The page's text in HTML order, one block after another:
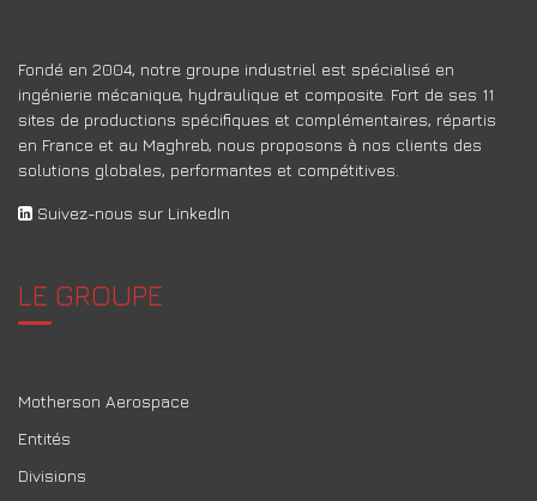
Fondé en 2004, notre groupe industriel est spécialisé en
ingénierie mécanique, hydraulique et composite. Fort de ses 11
sites de productions spécifiques et complémentaires, répartis
en France et au Maghreb, nous proposons à nos clients des
solutions globales, performantes et compétitives.
Suivez-nous sur LinkedIn
LE GROUPE
Motherson Aerospace
Entités
Divisions